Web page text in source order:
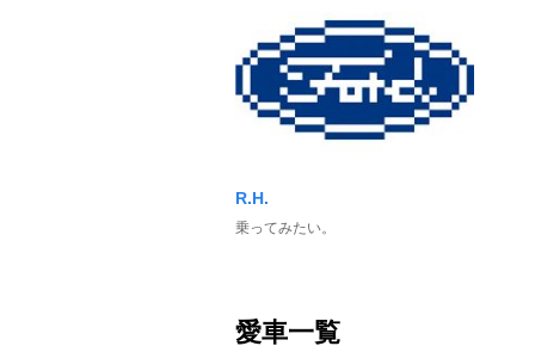
R.H.
乗ってみたい。
愛車一覧